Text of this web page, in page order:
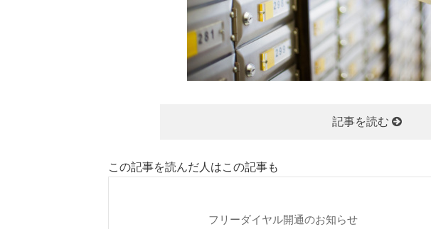
記事を読む
この記事を読んだ人はこの記事も
フリーダイヤル開通のお知らせ